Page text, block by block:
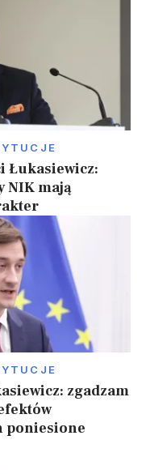
Łukasiewicz:
NIK mają
zgadzam
poniesione